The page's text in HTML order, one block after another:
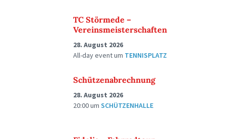
TC Störmede –
Vereinsmeisterschaften
28. August 2026
All-day eventum TENNISPLATZ
Schützenabrechnung
28. August 2026
20:00um SCHÜTZENHALLE